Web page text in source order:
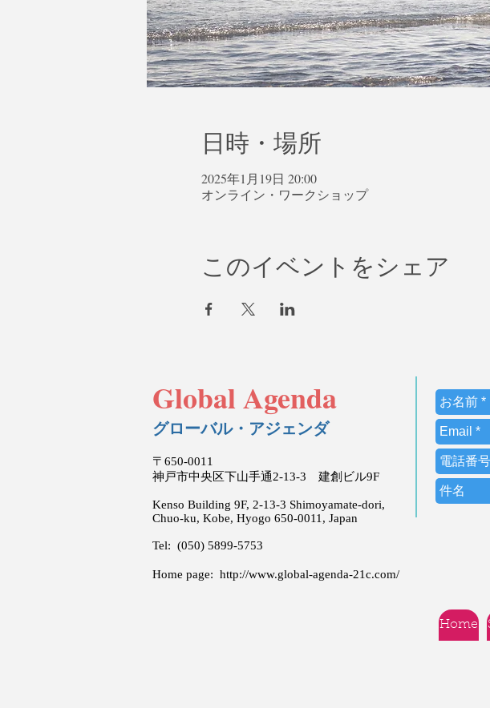
日時・場所
2025年1月19日 20:00
オンライン・ワークショップ
このイベントをシェア
Global Agenda
グローバル・アジェンダ
〒650-0011
神戸市中央区下山手通2-13-3 建創ビル9F
Kenso Building 9F, 2-13-3 Shimoyamate-dori,
Chuo-ku, Kobe, Hyogo 650-0011, Japan
Tel: (050) 5899-5753
Home page: http://www.global-agenda-21c.com/
Home